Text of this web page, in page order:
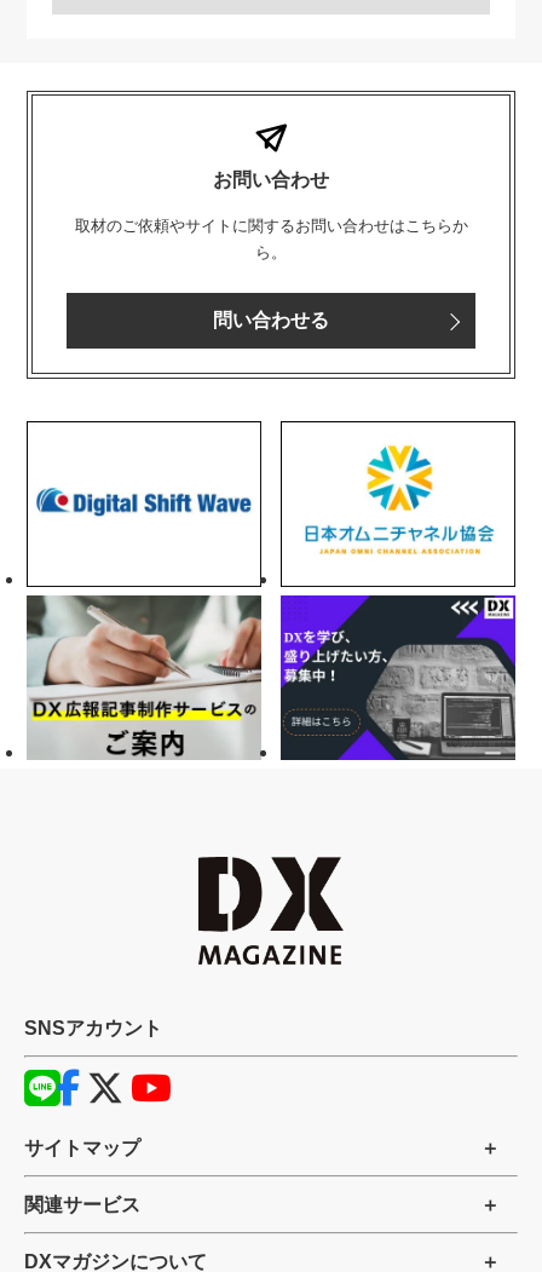
お問い合わせ
取材のご依頼やサイトに関するお問い合わせはこちらか
ら。
問い合わせる
SNSアカウント
サイトマップ
関連サービス
DXマガジンについて